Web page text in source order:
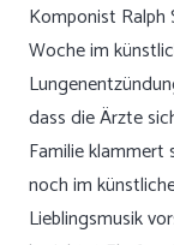
Komponist
Woche im
dass die Ärzte
Familie klammert
noch im
Lieblingsmusik